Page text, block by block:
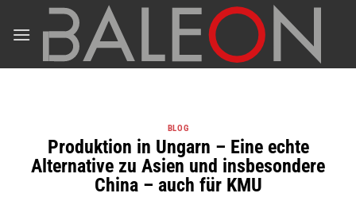
Inhalt
BLOG
Produktion in Ungarn – Eine echte
Alternative zu Asien und insbesondere
China – auch für KMU